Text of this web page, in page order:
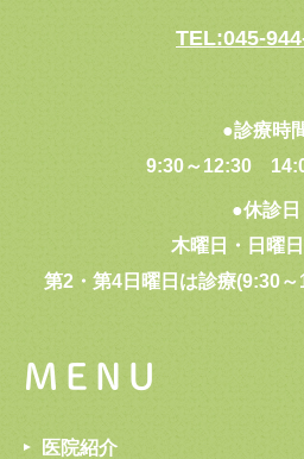
TEL:045-
●診療時
9:30～12:30
●休診日
木曜日・日曜
第2・第4日曜日は診療(9:30
MENU
医院紹介